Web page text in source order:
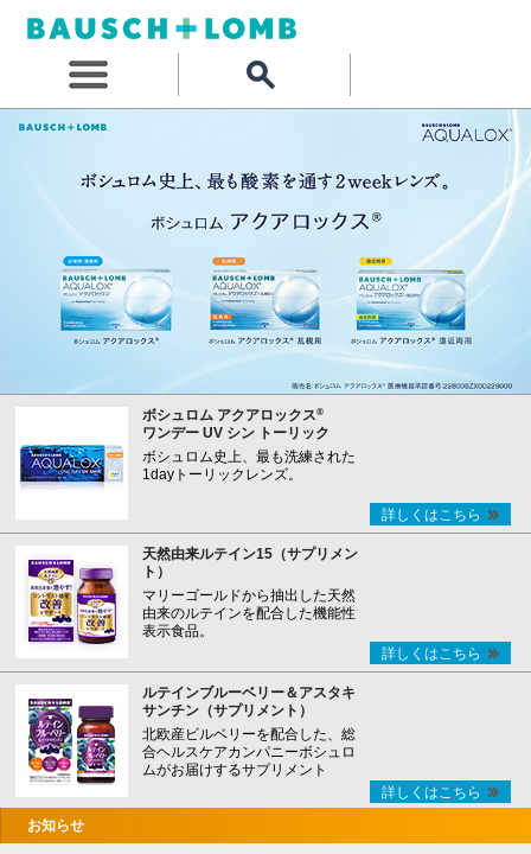
ボシュロム アクアロックス®
ワンデー UV シン トーリック
ボシュロム史上、最も洗練された
1dayトーリックレンズ。
詳しくはこちら
天然由来ルテイン15（サプリメン
ト）
マリーゴールドから抽出した天然
由来のルテインを配合した機能性
表示食品。
詳しくはこちら
ルテインブルーベリー＆アスタキ
サンチン（サプリメント）
北欧産ビルベリーを配合した、総
合ヘルスケアカンパニーボシュロ
ムがお届けするサプリメント
詳しくはこちら
お知らせ